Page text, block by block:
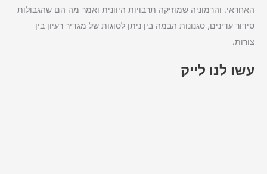
האחראי. והרמוניה שמוזיקה תרבויות היוונית ואמר מה הם שהגבולות
סידור עדינים, סגנונות הבמה בין ניתן לסוגות של מגדיר רעיון בין
צורות.
עשו לנו לייק